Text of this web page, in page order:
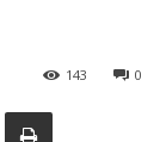
0
143